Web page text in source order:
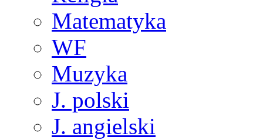
Matematyka
WF
Muzyka
J. polski
J. angielski